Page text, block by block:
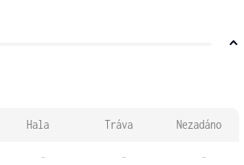
Hala Tráva Nezadáno
- - -